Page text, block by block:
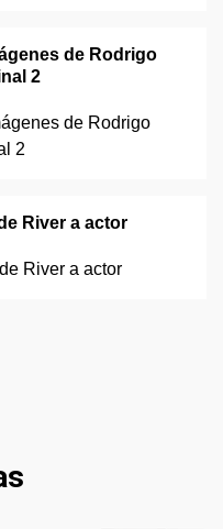
de Rodrigo
2
River a actor